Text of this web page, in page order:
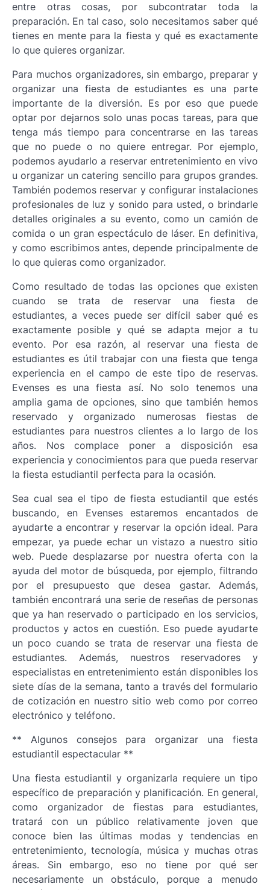
entre otras cosas, por subcontratar toda la
preparación. En tal caso, solo necesitamos saber qué
tienes en mente para la fiesta y qué es exactamente
lo que quieres organizar.
Para muchos organizadores, sin embargo, preparar y
organizar una fiesta de estudiantes es una parte
importante de la diversión. Es por eso que puede
optar por dejarnos solo unas pocas tareas, para que
tenga más tiempo para concentrarse en las tareas
que no puede o no quiere entregar. Por ejemplo,
podemos ayudarlo a reservar entretenimiento en vivo
u organizar un catering sencillo para grupos grandes.
También podemos reservar y configurar instalaciones
profesionales de luz y sonido para usted, o brindarle
detalles originales a su evento, como un camión de
comida o un gran espectáculo de láser. En definitiva,
y como escribimos antes, depende principalmente de
lo que quieras como organizador.
Como resultado de todas las opciones que existen
cuando se trata de reservar una fiesta de
estudiantes, a veces puede ser difícil saber qué es
exactamente posible y qué se adapta mejor a tu
evento. Por esa razón, al reservar una fiesta de
estudiantes es útil trabajar con una fiesta que tenga
experiencia en el campo de este tipo de reservas.
Evenses es una fiesta así. No solo tenemos una
amplia gama de opciones, sino que también hemos
reservado y organizado numerosas fiestas de
estudiantes para nuestros clientes a lo largo de los
años. Nos complace poner a disposición esa
experiencia y conocimientos para que pueda reservar
la fiesta estudiantil perfecta para la ocasión.
Sea cual sea el tipo de fiesta estudiantil que estés
buscando, en Evenses estaremos encantados de
ayudarte a encontrar y reservar la opción ideal. Para
empezar, ya puede echar un vistazo a nuestro sitio
web. Puede desplazarse por nuestra oferta con la
ayuda del motor de búsqueda, por ejemplo, filtrando
por el presupuesto que desea gastar. Además,
también encontrará una serie de reseñas de personas
que ya han reservado o participado en los servicios,
productos y actos en cuestión. Eso puede ayudarte
un poco cuando se trata de reservar una fiesta de
estudiantes. Además, nuestros reservadores y
especialistas en entretenimiento están disponibles los
siete días de la semana, tanto a través del formulario
de cotización en nuestro sitio web como por correo
electrónico y teléfono.
** Algunos consejos para organizar una fiesta
estudiantil espectacular **
Una fiesta estudiantil y organizarla requiere un tipo
específico de preparación y planificación. En general,
como organizador de fiestas para estudiantes,
tratará con un público relativamente joven que
conoce bien las últimas modas y tendencias en
entretenimiento, tecnología, música y muchas otras
áreas. Sin embargo, eso no tiene por qué ser
necesariamente un obstáculo, porque a menudo